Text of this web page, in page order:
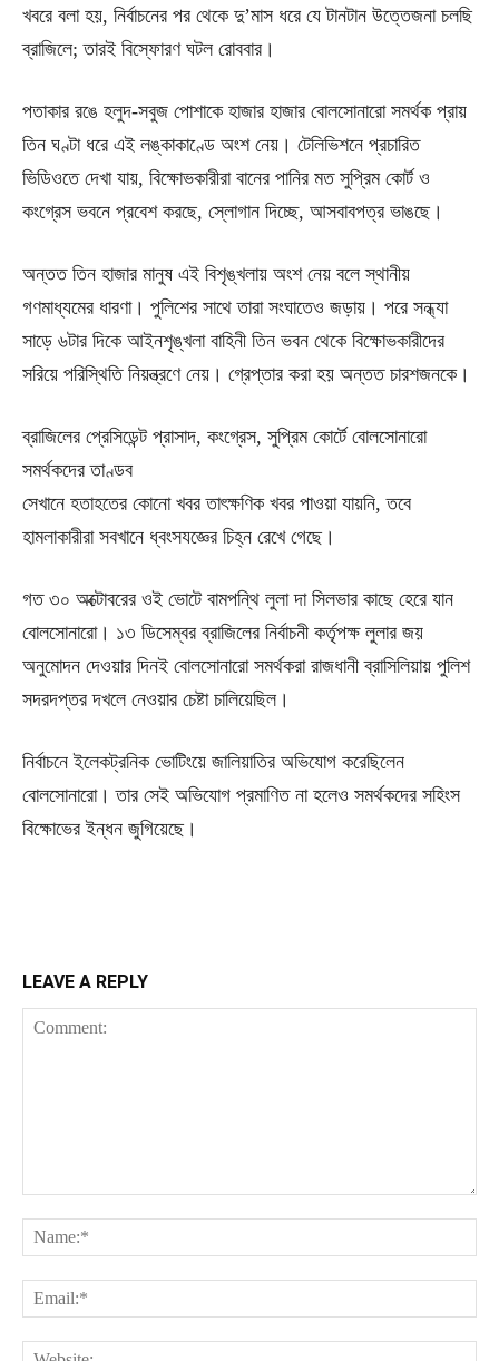
খবরে বলা হয়, নির্বাচনের পর থেকে দু’মাস ধরে যে টানটান উত্তেজনা চলছি
ব্রাজিলে; তারই বিস্ফোরণ ঘটল রোববার।
পতাকার রঙে হলুদ-সবুজ পোশাকে হাজার হাজার বোলসোনারো সমর্থক প্রায়
তিন ঘণ্টা ধরে এই লঙ্কাকাণ্ডে অংশ নেয়। টেলিভিশনে প্রচারিত
ভিডিওতে দেখা যায়, বিক্ষোভকারীরা বানের পানির মত সুপ্রিম কোর্ট ও
কংগ্রেস ভবনে প্রবেশ করছে, স্লোগান দিচ্ছে, আসবাবপত্র ভাঙছে।
অন্তত তিন হাজার মানুষ এই বিশৃঙ্খলায় অংশ নেয় বলে স্থানীয়
গণমাধ্যমের ধারণা। পুলিশের সাথে তারা সংঘাতেও জড়ায়। পরে সন্ধ্যা
সাড়ে ৬টার দিকে আইনশৃঙ্খলা বাহিনী তিন ভবন থেকে বিক্ষোভকারীদের
সরিয়ে পরিস্থিতি নিয়ন্ত্রণে নেয়। গ্রেপ্তার করা হয় অন্তত চারশজনকে।
ব্রাজিলের প্রেসিডেন্ট প্রাসাদ, কংগ্রেস, সুপ্রিম কোর্টে বোলসোনারো
সমর্থকদের তাণ্ডব
সেখানে হতাহতের কোনো খবর তাৎক্ষণিক খবর পাওয়া যায়নি, তবে
হামলাকারীরা সবখানে ধ্বংসযজ্ঞের চিহ্ন রেখে গেছে।
গত ৩০ অক্টোবরের ওই ভোটে বামপন্থি লুলা দা সিলভার কাছে হেরে যান
বোলসোনারো। ১৩ ডিসেম্বর ব্রাজিলের নির্বাচনী কর্তৃপক্ষ লুলার জয়
অনুমোদন দেওয়ার দিনই বোলসোনারো সমর্থকরা রাজধানী ব্রাসিলিয়ায় পুলিশ
সদরদপ্তর দখলে নেওয়ার চেষ্টা চালিয়েছিল।
নির্বাচনে ইলেকট্রনিক ভোটিংয়ে জালিয়াতির অভিযোগ করেছিলেন
বোলসোনারো। তার সেই অভিযোগ প্রমাণিত না হলেও সমর্থকদের সহিংস
বিক্ষোভের ইন্ধন জুগিয়েছে।
LEAVE A REPLY